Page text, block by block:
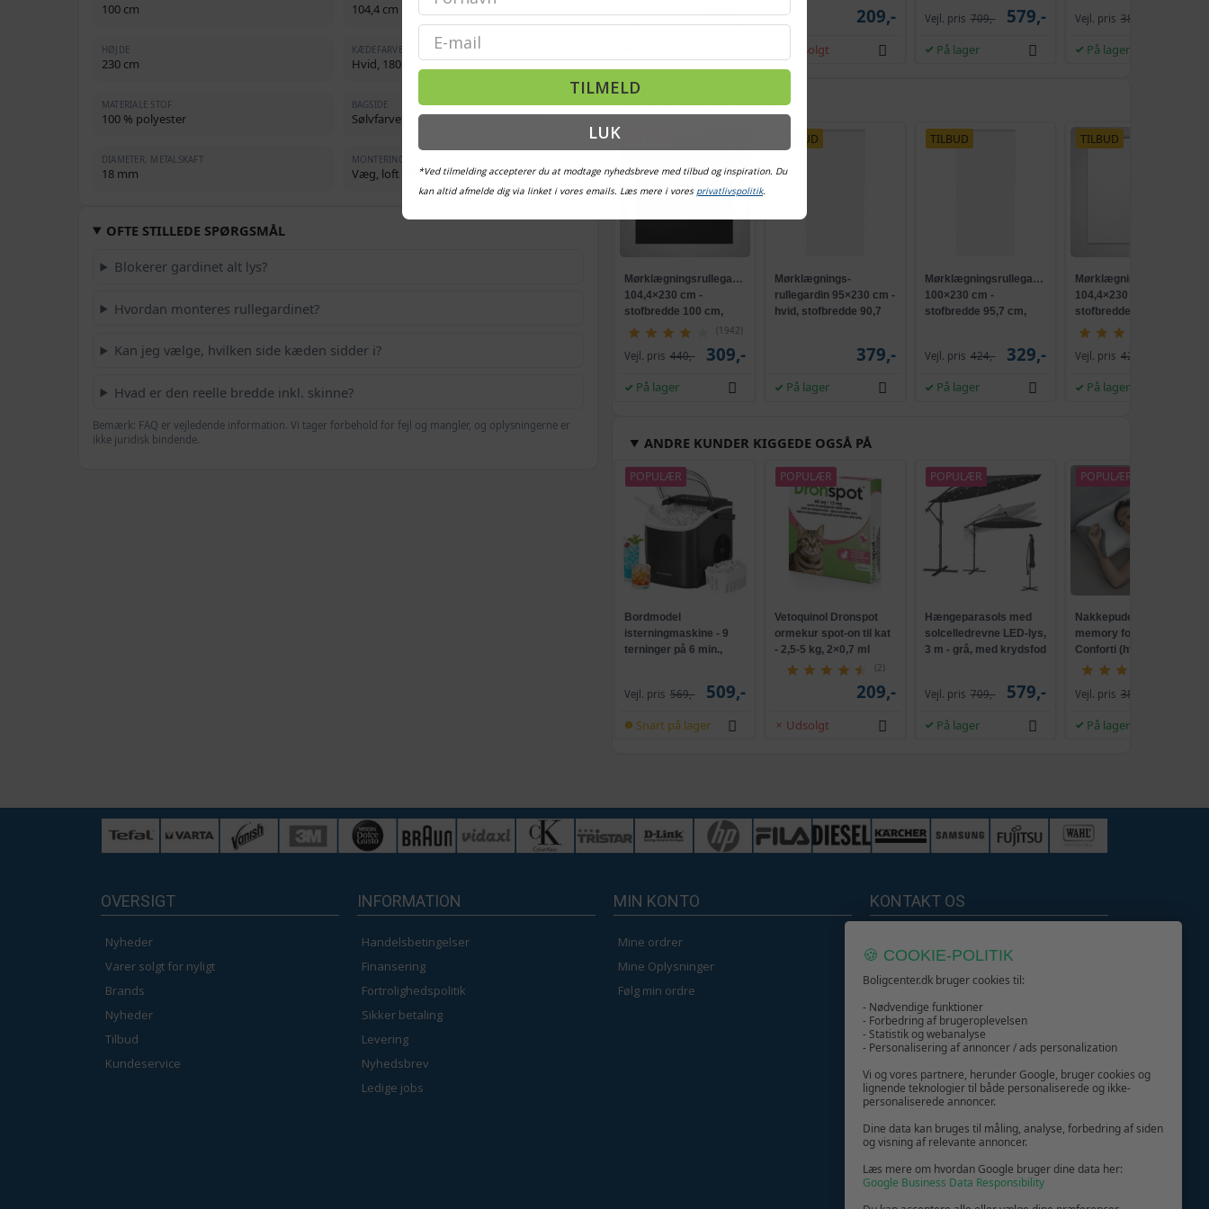
100 cm 104,4 cm
HØJDE
230 cm
KÆDEFARVE OG LÆNGDE
Hvid, 180 cm
MATERIALE STOF
100 % polyester
BAGSIDE
Sølvfarvet termoplastisk belægning
DIAMETER, METALSKAFT
18 mm
MONTERING
Væg, loft eller vindueskarm
OFTE STILLEDE SPØRGSMÅL
Blokerer gardinet alt lys?
Hvordan monteres rullegardinet?
Kan jeg vælge, hvilken side kæden sidder i?
Hvad er den reelle bredde inkl. skinne?
Bemærk: FAQ er vejledende information. Vi tager forbehold for fejl og mangler, og oplysningerne er
ikke juridisk bindende.
299,-
Råhvid - 120 x 230 cm
369,-
Hvid - 80 x 230 cm
349,-
299,-
Sort - 120 x 230 cm
426,-
Hvid - 140 x 230 cm
496,-
379,-
Beige - 160 x 230 cm
490,-
359,-
Hvid - 160 x 230 cm
Sort - 120 x 175 cm 309,-
Beige - 140 x 230 cm
522,-
329,-
548,-
279,-
Grå - 120 x 230 cm
478,-
339,-
239,-
Vejl. pris 569,- 509,- 209,-
Udsolgt
Vejl. pris 709,- 579,-
På lager
Vejl. pris 386,-
På lager
ALTERNATIVE VARER
Mørklægningsrullegardin
104,4×230 cm -
stofbredde 100 cm,
sort
(1942)
Vejl. pris 440,- 309,-
På lager
TILBUD
Mørklægnings-
rullegardin 95×230 cm -
hvid, stofbredde 90,7
379,-
På lager
TILBUD
Mørklægningsrullegardin
100×230 cm -
stofbredde 95,7 cm,
Vejl. pris 424,- 329,-
På lager
TILBUD
Mørklægningsrullegardin
104,4×230 cm -
stofbredde 100 cm,
hvid
Vejl. pris 424,-
På lager
ANDRE KUNDER KIGGEDE OGSÅ PÅ
POPULÆR
Bordmodel
isterningmaskine - 9
terninger på 6 min.,
Vejl. pris 569,- 509,-
Snart på lager
POPULÆR
Vetoquinol Dronspot
ormekur spot-on til kat
- 2,5-5 kg, 2×0,7 ml
(2)
209,-
Udsolgt
POPULÆR
Hængeparasols med
solcelledrevne LED-lys,
3 m - grå, med krydsfod
Vejl. pris 709,- 579,-
På lager
POPULÆR
Nakkepude med
memory foam -
Conforti (hvid/grå)
Vejl. pris 386,-
På lager
OVERSIGT
Nyheder
Varer solgt for nyligt
Brands
Nyheder
Tilbud
Kundeservice
INFORMATION
Handelsbetingelser
Finansering
Fortrolighedspolitik
Sikker betaling
Levering
Nyhedsbrev
Ledige jobs
MIN KONTO
Mine ordrer
Mine Oplysninger
Følg min ordre
KONTAKT OS
GIV GLÆDE MED ET GAVEKORT!
🍪 COOKIE-POLITIK
Boligcenter.dk bruger cookies til:
- Nødvendige funktioner
- Forbedring af brugeroplevelsen
- Statistik og webanalyse
- Personalisering af annoncer / ads personalization
Vi og vores partnere, herunder Google, bruger cookies og
lignende teknologier til både personaliserede og ikke-
personaliserede annoncer.
Dine data kan bruges til måling, analyse, forbedring af siden
og visning af relevante annoncer.
Læs mere om hvordan Google bruger dine data her:
Google Business Data Responsibility
Email
TILMELD
LUK
*Ved tilmelding accepterer du at modtage nyhedsbreve med tilbud og inspiration. Du
kan altid afmelde dig via linket i vores emails. Læs mere i vores privatlivspolitik.